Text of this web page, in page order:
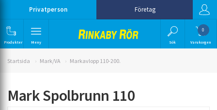
Privatperson Företag
Produkter Meny Sök
0
Varukorgen
Startsida Mark/VA Markavlopp 110-200.
Mark Spolbrunn 110